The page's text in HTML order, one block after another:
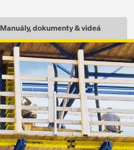
Manuály, dokumenty & videá